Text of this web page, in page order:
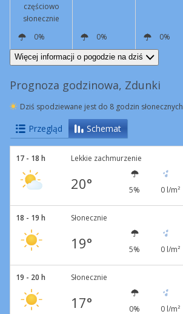
częściowo
słonecznie
0% 0% 0%
NW
15 km/h NW
6 km/h
Więcej informacji o pogodzie na dziś
Prognoza godzinowa, Zdunki
Dziś spodziewane jest do 8 godzin słonecznych
Przegląd Schemat
17 - 18 h Lekkie zachmurzenie
20° 5% 0 l/m²
18 - 19 h Słonecznie
19° 5% 0 l/m²
19 - 20 h Słonecznie
17° 0% 0 l/m²